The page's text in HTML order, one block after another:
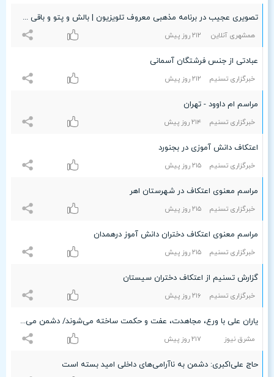
تصویری عجیب در برنامه مذهبی معروف تلویزیون | بالش و پتو و باقی ماجرا
همشهری آنلاین ۲۱۲ روز پیش
عبادتی از جنس فرشتگان آسمانی
خبرگزاری تسنیم ۲۱۲ روز پیش
مراسم ام داوود - تهران
خبرگزاری تسنیم ۲۱۴ روز پیش
اعتکاف دانش آموزی در بجنورد
خبرگزاری تسنیم ۲۱۵ روز پیش
مراسم معنوی اعتکاف در شهرستان اهر
خبرگزاری تسنیم ۲۱۵ روز پیش
مراسم معنوی اعتکاف دختران دانش آموز درهمدان
خبرگزاری تسنیم ۲۱۵ روز پیش
گزارش تسنیم از اعتکاف دختران سیستان
خبرگزاری تسنیم ۲۱۶ روز پیش
یاران علی با ورع، مجاهدت، عفت و حکمت ساخته می‌شوند/ دشمن می‌خواهد مشکلات اقتصادی را به بحران امنیتی تبدیل کند
مشرق نیوز ۲۱۷ روز پیش
حاج علی‌اکبری: دشمن به ناآرامی‌های داخلی امید بسته‌ است